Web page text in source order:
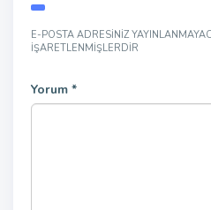
E-POSTA ADRESINIZ
IŞARETLENMIŞLERDIR
Yorum *